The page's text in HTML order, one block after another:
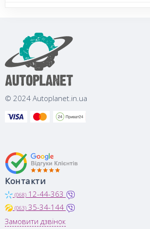
© 2024 Autoplanet.in.ua
Контакти
(068) 12-44-363
(063) 35-34-144
Замовити дзвінок